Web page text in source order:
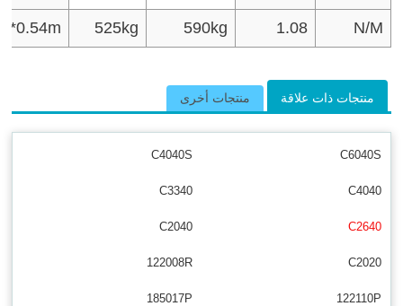
525kg 590kg 1.08 N/M
منتجات ذات علاقة منتجات أخرى
C6040S
C4040S
C4040
C3340
C2640
C2040
C2020
122008R
122110P
185017P